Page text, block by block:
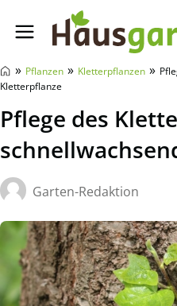
Hausgarten.net
» Pflanzen » Kletterpflanzen »
Kletterpflanze
Pflege des
Garten-Redaktion